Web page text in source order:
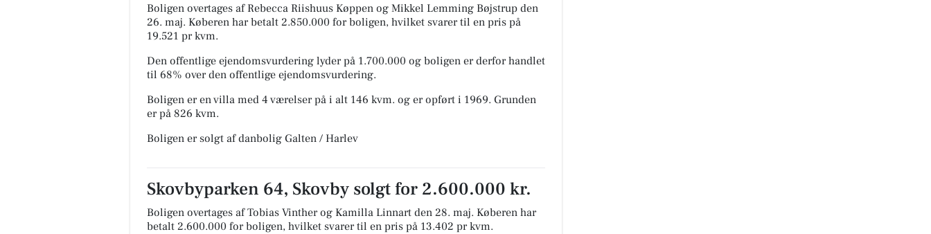
Boligen overtages af Rebecca Riishuus Køppen og Mikkel Lemming Bøjstrup den
26. maj. Køberen har betalt 2.850.000 for boligen, hvilket svarer til en pris på
19.521 pr kvm.
Den offentlige ejendomsvurdering lyder på 1.700.000 og boligen er derfor handlet
til 68% over den offentlige ejendomsvurdering.
Boligen er en villa med 4 værelser på i alt 146 kvm. og er opført i 1969. Grunden
er på 826 kvm.
Boligen er solgt af danbolig Galten / Harlev
Skovbyparken 64, Skovby solgt for 2.600.000 kr.
Boligen overtages af Tobias Vinther og Kamilla Linnart den 28. maj. Køberen har
betalt 2.600.000 for boligen, hvilket svarer til en pris på 13.402 pr kvm.